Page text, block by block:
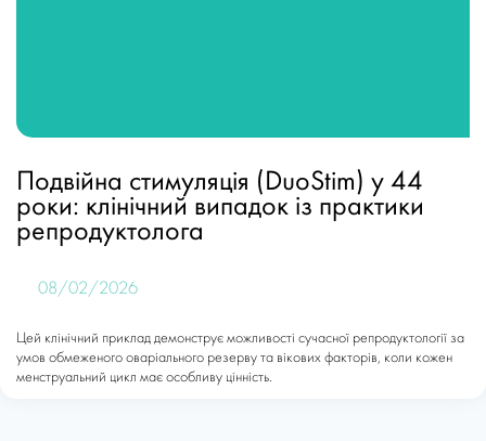
Подвійна стимуляція (DuoStim) у 44
роки: клінічний випадок із практики
репродуктолога
08/02/2026
Цей клінічний приклад демонструє можливості сучасної репродуктології за
умов обмеженого оваріального резерву та вікових факторів, коли кожен
менструальний цикл має особливу цінність.